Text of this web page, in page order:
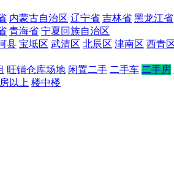
内蒙古自治区 辽宁省 吉林省 黑龙江省
青海省 宁夏回族自治区
县 宝坻区 武清区 北辰区 津南区 西青
旺铺仓库场地 闲置二手 二手车 二手房
以上 楼中楼